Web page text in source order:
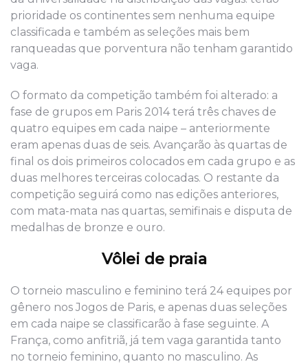
prioridade os continentes sem nenhuma equipe
classificada e também as seleções mais bem
ranqueadas que porventura não tenham garantido
vaga.
O formato da competição também foi alterado: a
fase de grupos em Paris 2014 terá três chaves de
quatro equipes em cada naipe – anteriormente
eram apenas duas de seis. Avançarão às quartas de
final os dois primeiros colocados em cada grupo e as
duas melhores terceiras colocadas. O restante da
competição seguirá como nas edições anteriores,
com mata-mata nas quartas, semifinais e disputa de
medalhas de bronze e ouro.
Vôlei de praia
O torneio masculino e feminino terá 24 equipes por
gênero nos Jogos de Paris, e apenas duas seleções
em cada naipe se classificarão à fase seguinte. A
França, como anfitriã, já tem vaga garantida tanto
no torneio feminino, quanto no masculino. As